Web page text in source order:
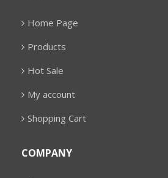
Home Page
Products
Hot Sale
My account
Shopping Cart
COMPANY